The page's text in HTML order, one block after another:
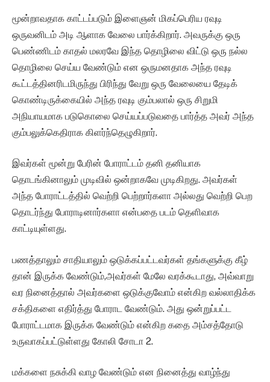
மூன்றாவதாக காட்டப்படும் இளைஞன் மிகப்பெரிய ரவுடி
ஒருவனிடம் அடி ஆளாக வேலை பார்க்கிறார். அவருக்கு ஒரு
பெண்ணிடம் காதல் மலரவே இந்த தொழிலை விட்டு ஒரு நல்ல
தொழிலை செய்ய வேண்டும் என ஒருமனதாக அந்த ரவுடி
கூட்டத்தினரிடமிருந்து பிரிந்து வேறு ஒரு வேலையை தேடிக்
கொண்டிருக்கையில் அந்த ரவுடி கும்பலால் ஒரு சிறுமி
அநியாயமாக படுகொலை செய்யப்படுவதை பார்த்த அவர் அந்த
கும்பலுக்கெதிராக கிளர்ந்தெழுகிறார்.
இவர்கள் மூன்று பேரின் போராட்டம் தனி தனியாக
தொடங்கினாலும் முடிவில் ஒன்றாகவே முடிகிறது. அவர்கள்
அந்த போராட்டத்தில் வெற்றி பெற்றார்களா அல்லது வெற்றி பெற
தொடர்ந்து போராடினார்களா என்பதை படம் தெளிவாக
காட்டியுள்ளது.
பணத்தாலும் சாதியாலும் ஒடுக்கப்பட்டவர்கள் தங்களுக்கு கீழ்
தான் இருக்க வேண்டும்,அவர்கள் மேலே வரக்கூடாது, அவ்வாறு
வர நினைத்தால் அவர்களை ஒடுக்குவோம் என்கிற வல்லாதிக்க
சக்திகளை எதிர்த்து போராட வேண்டும். அது ஒன்றுப்பட்ட
போராட்டமாக இருக்க வேண்டும் என்கிற கதை அம்சத்தோடு
உருவாகப்பட்டுள்ளது கோலி சோடா 2.
மக்களை நசுக்கி வாழ வேண்டும் என நினைத்து வாழ்ந்து